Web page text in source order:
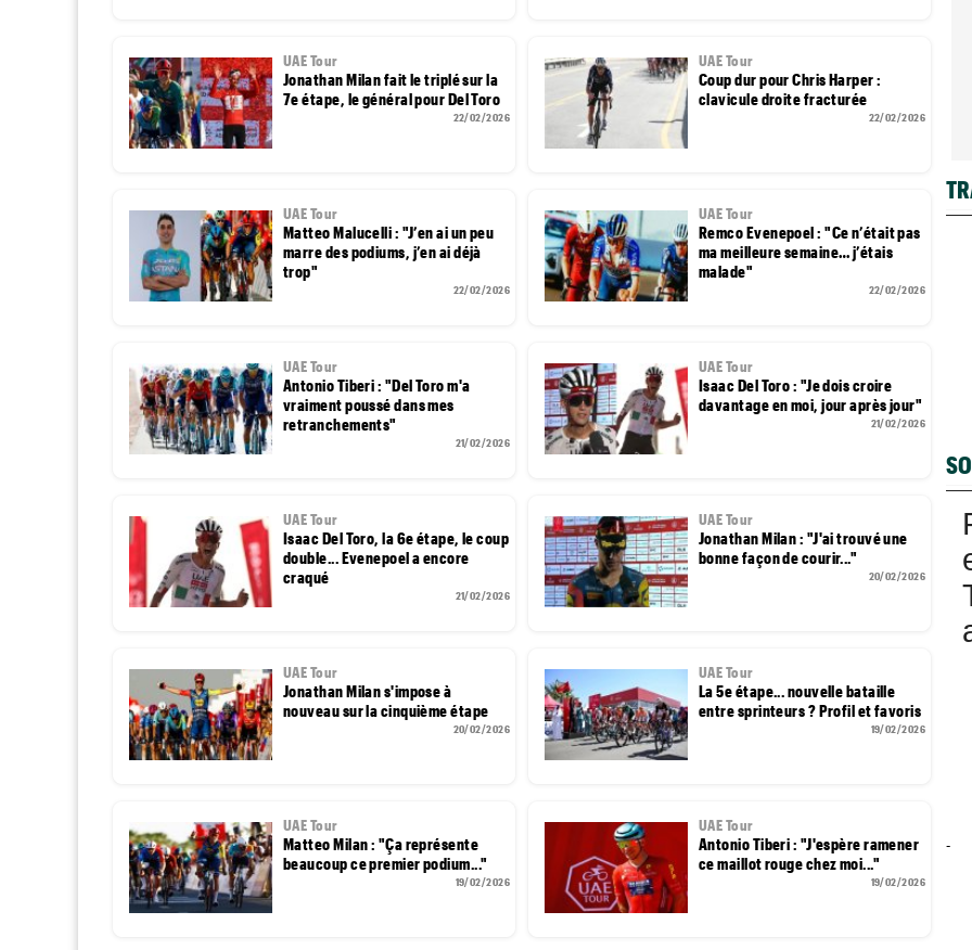
UAE Tour
Jonathan Milan fait le triplé sur la
7e étape, le général pour Del Toro
22/02/2026
UAE Tour
Coup dur pour Chris Harper :
clavicule droite fracturée
22/02/2026
UAE Tour
Matteo Malucelli : "J’en ai un peu
marre des podiums, j’en ai déjà
trop"
22/02/2026
UAE Tour
Remco Evenepoel : "Ce n’était pas
ma meilleure semaine… j’étais
malade"
22/02/2026
UAE Tour
Antonio Tiberi : "Del Toro m'a
vraiment poussé dans mes
retranchements"
21/02/2026
UAE Tour
Isaac Del Toro : "Je dois croire
davantage en moi, jour après jour"
21/02/2026
UAE Tour
Isaac Del Toro, la 6e étape, le coup
double... Evenepoel a encore
craqué
21/02/2026
UAE Tour
Jonathan Milan : "J'ai trouvé une
bonne façon de courir..."
20/02/2026
UAE Tour
Jonathan Milan s'impose à
nouveau sur la cinquième étape
20/02/2026
UAE Tour
La 5e étape... nouvelle bataille
entre sprinteurs ? Profil et favoris
19/02/2026
UAE Tour
Matteo Milan : "Ça représente
beaucoup ce premier podium..."
19/02/2026
UAE Tour
Antonio Tiberi : "J'espère ramener
ce maillot rouge chez moi..."
19/02/2026
-